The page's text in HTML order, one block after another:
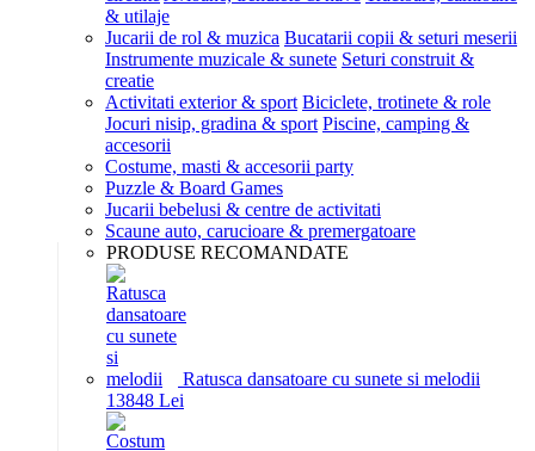
& utilaje
Jucarii de rol & muzica Bucatarii copii & seturi meserii
Instrumente muzicale & sunete Seturi construit &
creatie
Activitati exterior & sport Biciclete, trotinete & role
Jocuri nisip, gradina & sport Piscine, camping &
accesorii
Costume, masti & accesorii party
Puzzle & Board Games
Jucarii bebelusi & centre de activitati
Scaune auto, carucioare & premergatoare
PRODUSE RECOMANDATE
Ratusca dansatoare cu sunete si melodii
13848 Lei